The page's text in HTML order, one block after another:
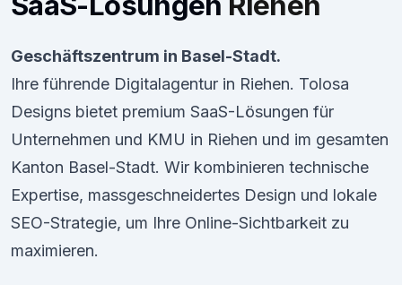
Geschäftszentrum in Basel-Stadt.
Ihre führende Digitalagentur in Riehen. Tolosa
Designs bietet premium SaaS-Lösungen für
Unternehmen und KMU in Riehen und im gesamten
Kanton Basel-Stadt. Wir kombinieren technische
Expertise, massgeschneidertes Design und lokale
SEO-Strategie, um Ihre Online-Sichtbarkeit zu
maximieren.